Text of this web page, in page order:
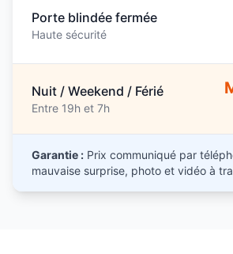
Porte blindée fermée
Haute sécurité
Nuit / Weekend / Férié
Entre 19h et 7h
Garantie : Prix communiqué par
mauvaise surprise, photo et vidéo à